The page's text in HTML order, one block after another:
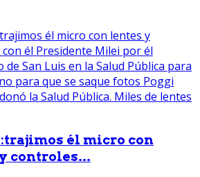
él micro con
controles...